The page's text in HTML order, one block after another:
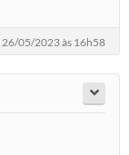
26/05/2023 às 16h58